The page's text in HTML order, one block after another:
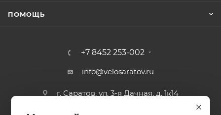
ПОМОЩЬ
+7 8452 253-002
info@velosaratov.ru
г. Саратов, ул. 3-я Дачная, д. 1к14